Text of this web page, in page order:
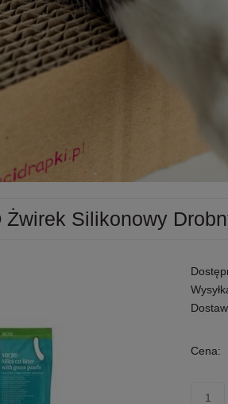
Żwirek Silikonowy
Cena: